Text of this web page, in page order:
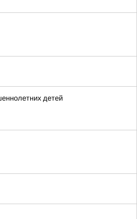
детей